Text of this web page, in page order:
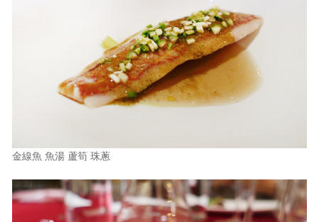
金線魚 魚湯 蘆筍 珠蔥